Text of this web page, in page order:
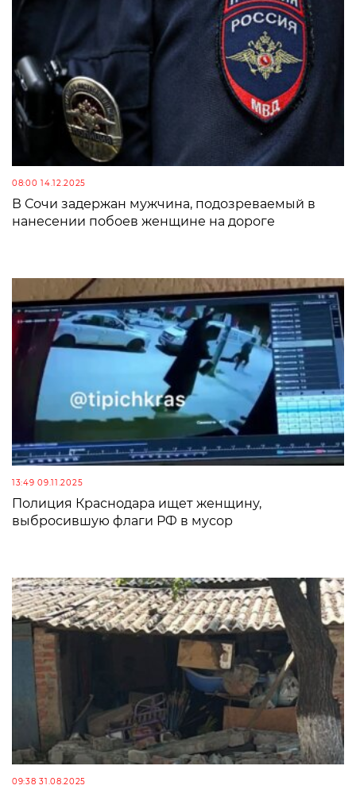
08:00 14.12.2025
В Сочи задержан мужчина, подозреваемый в
нанесении побоев женщине на дороге
13:49 09.11.2025
Полиция Краснодара ищет женщину,
выбросившую флаги РФ в мусор
09:38 31.08.2025